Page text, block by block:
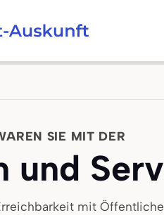
SIE MIT DER
und
mit